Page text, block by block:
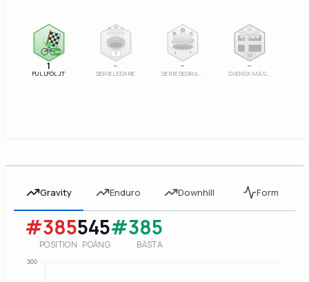
Gravity Enduro Downhill Form
#385
POSITION
545
POÄNG
#385
BÄSTA
100%
1
FULLFÖLJT
1
–
SERIELEDARE
–
SERIESEGRARE
SM
–
SVENSK MÄSTARE